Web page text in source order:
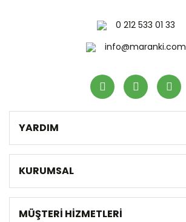
0 212 533 01 33
info@maranki.com
YARDIM
KURUMSAL
MÜŞTERİ HİZMETLERİ